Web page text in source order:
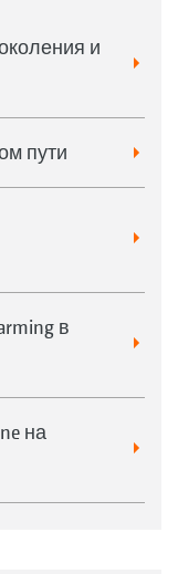
и
пути
в
на